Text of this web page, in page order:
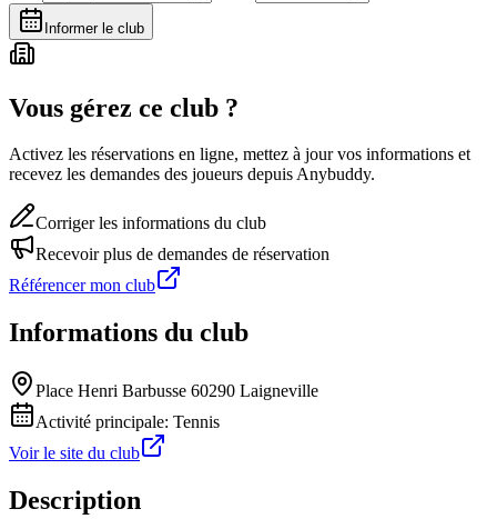
Informer le club
Vous gérez ce club ?
Activez les réservations en ligne, mettez à jour vos informations et
recevez les demandes des joueurs depuis Anybuddy.
Corriger les informations du club
Recevoir plus de demandes de réservation
Référencer mon club
Informations du club
Place Henri Barbusse 60290 Laigneville
Activité principale: Tennis
Voir le site du club
Description